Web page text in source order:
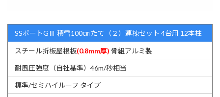
SSポートGⅢ 積雪100㎝ たて（２）連棟セット 4台用 12本柱
スチール折板屋根板(0.8mm厚) 骨組アルミ製
耐風圧強度（自社基準）46m/秒相当
標準/セミハイルーフ タイプ